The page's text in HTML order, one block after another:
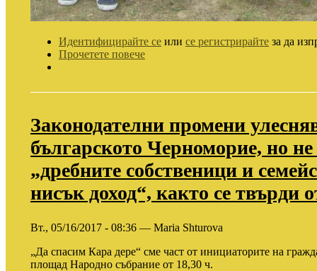
Идентифицирайте се или се регистрирайте за да
Прочетете повече
Законодателни промени
българското Черноморие, но
„дребните собственици и
нисък доход“, както се твърди
Вт., 05/16/2017 - 08:36 — Maria Shturova
„Да спасим Кара дере“ сме част от инициаторите на
площад Народно събрание от 18,30 ч.